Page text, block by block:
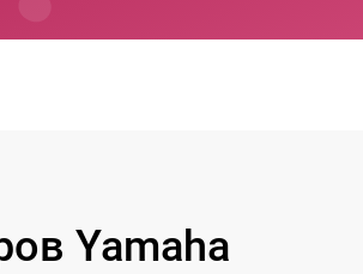
Yamaha